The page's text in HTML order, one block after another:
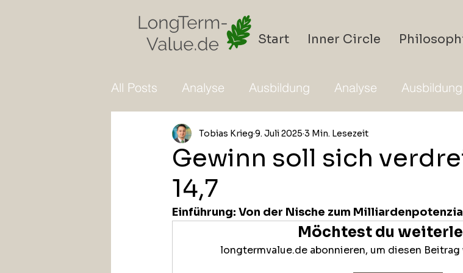
Start Inner Circle
All Posts Analyse Ausbildung Analyse Ausbildung
Gewinn soll sich
14,7
Tobias Krieg 9. Juli 2025 3 Min. Lesezeit
Einführung: Von der Nische zum
Möchtest du
longtermvalue.de abonnieren, um diesen